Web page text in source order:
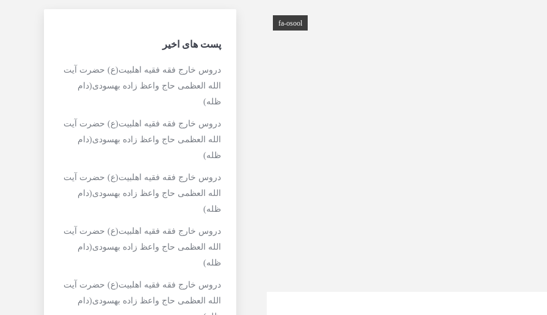
fa-osool
پست های اخیر
دروس خارج فقه فقیه اهلبیت(ع) حضرت آیت
الله العظمی حاج واعظ زاده بهسودی(دام
ظله)
دروس خارج فقه فقیه اهلبیت(ع) حضرت آیت
الله العظمی حاج واعظ زاده بهسودی(دام
ظله)
دروس خارج فقه فقیه اهلبیت(ع) حضرت آیت
الله العظمی حاج واعظ زاده بهسودی(دام
ظله)
دروس خارج فقه فقیه اهلبیت(ع) حضرت آیت
الله العظمی حاج واعظ زاده بهسودی(دام
ظله)
دروس خارج فقه فقیه اهلبیت(ع) حضرت آیت
الله العظمی حاج واعظ زاده بهسودی(دام